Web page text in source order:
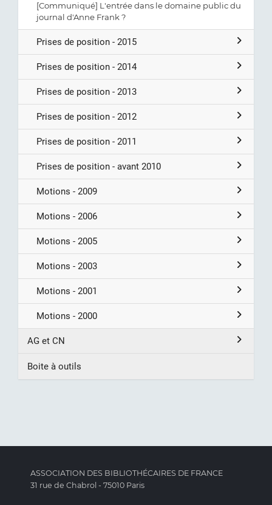
[Communiqué] L'entrée dans le domaine public du
journal d'Anne Frank ?
Prises de position - 2015
Prises de position - 2014
Prises de position - 2013
Prises de position - 2012
Prises de position - 2011
Prises de position - avant 2010
Motions - 2009
Motions - 2006
Motions - 2005
Motions - 2003
Motions - 2001
Motions - 2000
AG et CN
Boite à outils
ASSOCIATION DES BIBLIOTHÉCAIRES DE FRANCE
31 rue de Chabrol - 75010 Paris